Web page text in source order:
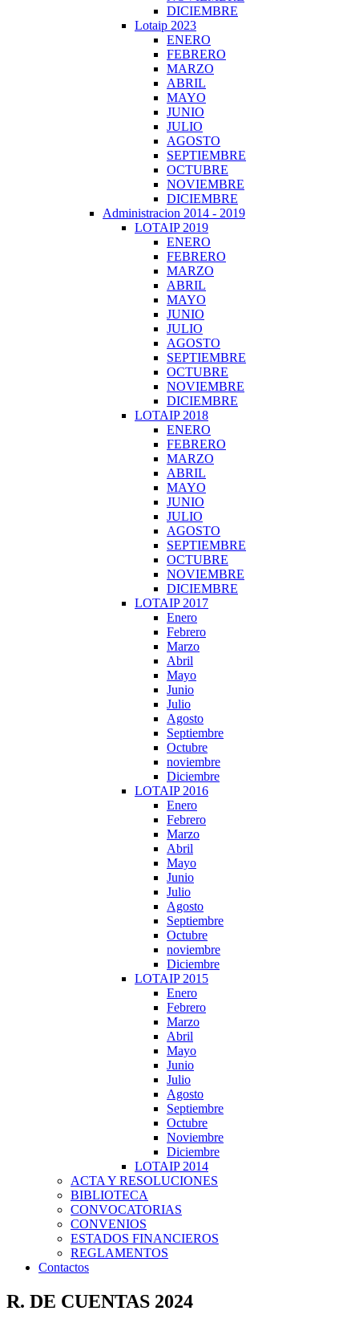
DICIEMBRE
Lotaip 2023
ENERO
FEBRERO
MARZO
ABRIL
MAYO
JUNIO
JULIO
AGOSTO
SEPTIEMBRE
OCTUBRE
NOVIEMBRE
DICIEMBRE
Administracion 2014 - 2019
LOTAIP 2019
ENERO
FEBRERO
MARZO
ABRIL
MAYO
JUNIO
JULIO
AGOSTO
SEPTIEMBRE
OCTUBRE
NOVIEMBRE
DICIEMBRE
LOTAIP 2018
ENERO
FEBRERO
MARZO
ABRIL
MAYO
JUNIO
JULIO
AGOSTO
SEPTIEMBRE
OCTUBRE
NOVIEMBRE
DICIEMBRE
LOTAIP 2017
Enero
Febrero
Marzo
Abril
Mayo
Junio
Julio
Agosto
Septiembre
Octubre
noviembre
Diciembre
LOTAIP 2016
Enero
Febrero
Marzo
Abril
Mayo
Junio
Julio
Agosto
Septiembre
Octubre
noviembre
Diciembre
LOTAIP 2015
Enero
Febrero
Marzo
Abril
Mayo
Junio
Julio
Agosto
Septiembre
Octubre
Noviembre
Diciembre
LOTAIP 2014
ACTA Y RESOLUCIONES
BIBLIOTECA
CONVOCATORIAS
CONVENIOS
ESTADOS FINANCIEROS
REGLAMENTOS
Contactos
R. DE CUENTAS 2024